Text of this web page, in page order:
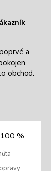
a
obchod.
100 %